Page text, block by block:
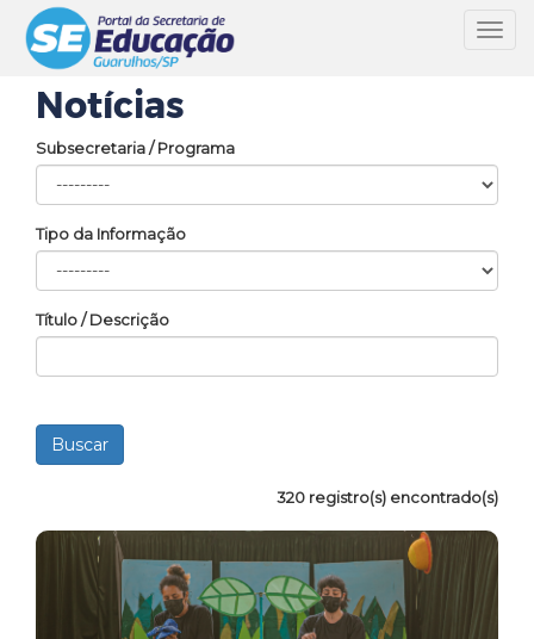
Notícias
Subsecretaria / Programa
Tipo da Informação
Título / Descrição
320 registro(s) encontrado(s)